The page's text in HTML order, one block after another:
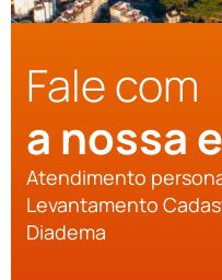
Fale com
a nossa
Atendimento
Levantamento
Diadema